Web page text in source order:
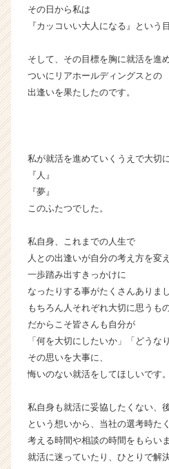
その日から私は
『カッコいい大人になる』という
そして、その目標を胸に就活を進
ついにリアホールディングスとの
出逢いを果たしたのです。
私が就活を進めていくうえで大切
『人』
『夢』
このふたつでした。
私自身、これまでの人生で
人との出逢いが自分の考え方を変
一歩踏み出すきっかけに
なったりする事がたくさんありまし
もちろん人それぞれ大切に思うも
だからこそ皆さんも自分が
「何を大切にしたいか」「どうな
その思いを大事に、
悔いのない就活をしてほしいです。
私自身も就活に妥協したくない、
という想いから、当社の選考時た
考える時間や相談の時間をもらいま
就活に迷っていたり、ひとりで解